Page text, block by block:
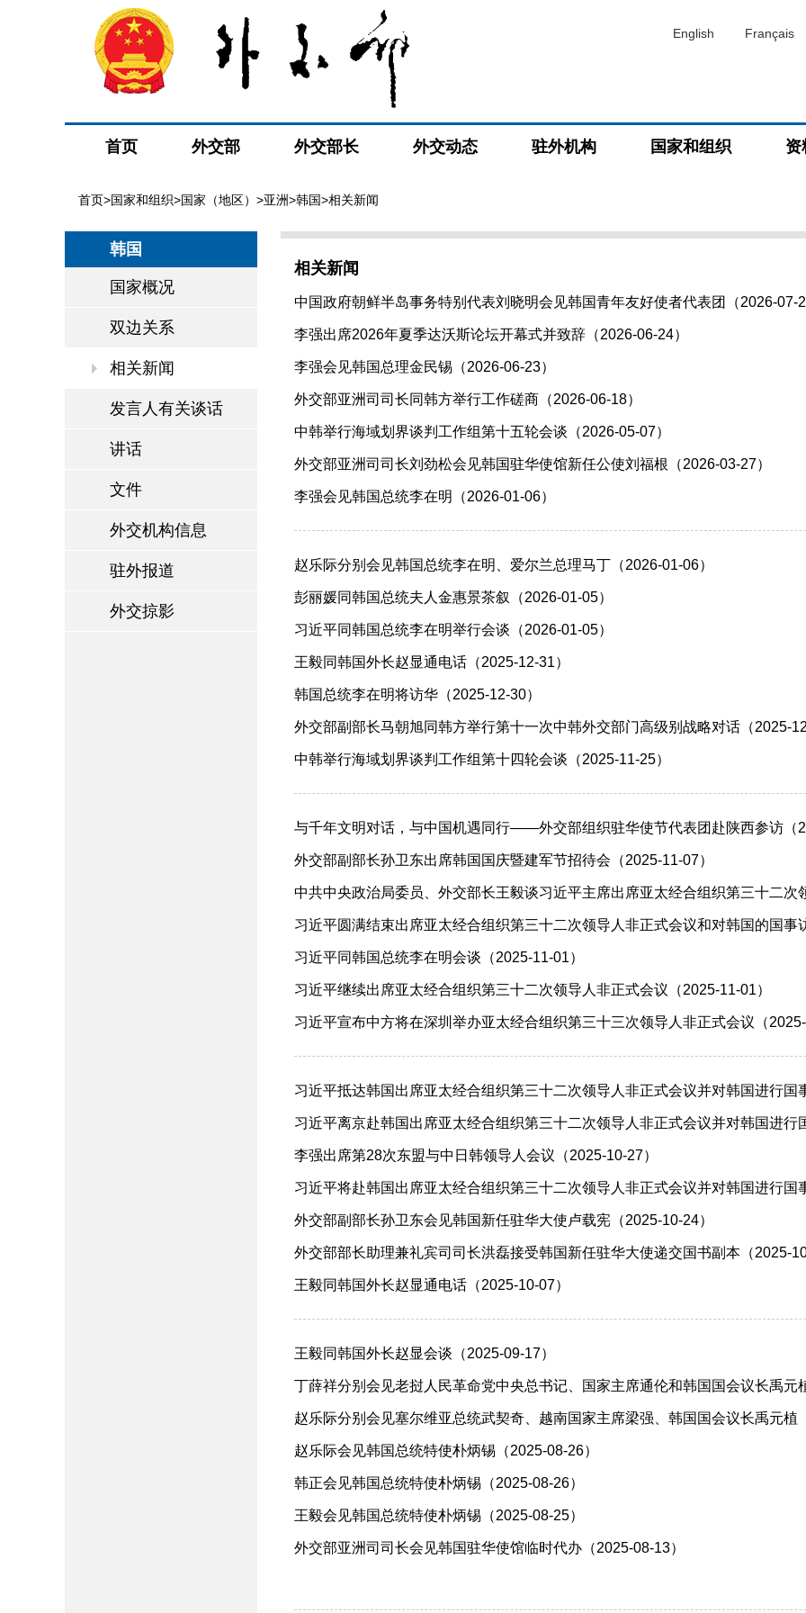
English Français
首页 外交部 外交部长 外交动态 驻外机构 国家和组织 资
首页>国家和组织>国家（地区） >亚洲>韩国>相关新闻
韩国
国家概况
双边关系
相关新闻
发言人有关谈话
讲话
文件
外交机构信息
驻外报道
外交掠影
相关新闻
中国政府朝鲜半岛事务特别代表刘晓明会见韩国青年友好使者代表团（2026-07-
李强出席2026年夏季达沃斯论坛开幕式并致辞（2026-06-24）
李强会见韩国总理金民锡（2026-06-23）
外交部亚洲司司长同韩方举行工作磋商（2026-06-18）
中韩举行海域划界谈判工作组第十五轮会谈（2026-05-07）
外交部亚洲司司长刘劲松会见韩国驻华使馆新任公使刘福根（2026-03-27）
李强会见韩国总统李在明（2026-01-06）
赵乐际分别会见韩国总统李在明、爱尔兰总理马丁（2026-01-06）
彭丽媛同韩国总统夫人金惠景茶叙（2026-01-05）
习近平同韩国总统李在明举行会谈（2026-01-05）
王毅同韩国外长赵显通电话（2025-12-31）
韩国总统李在明将访华（2025-12-30）
外交部副部长马朝旭同韩方举行第十一次中韩外交部门高级别战略对话（2025-
中韩举行海域划界谈判工作组第十四轮会谈（2025-11-25）
与千年文明对话，与中国机遇同行——外交部组织驻华使节代表团赴陕西参访（
外交部副部长孙卫东出席韩国国庆暨建军节招待会（2025-11-07）
中共中央政治局委员、外交部长王毅谈习近平主席出席亚太经合组织第三十二
02）
习近平圆满结束出席亚太经合组织第三十二次领导人非正式会议和对韩国的国事
习近平同韩国总统李在明会谈（2025-11-01）
习近平继续出席亚太经合组织第三十二次领导人非正式会议（2025-11-01）
习近平宣布中方将在深圳举办亚太经合组织第三十三次领导人非正式会议（
习近平抵达韩国出席亚太经合组织第三十二次领导人非正式会议并对韩国进行国
习近平离京赴韩国出席亚太经合组织第三十二次领导人非正式会议并对韩国进行
李强出席第28次东盟与中日韩领导人会议（2025-10-27）
习近平将赴韩国出席亚太经合组织第三十二次领导人非正式会议并对韩国进行国
外交部副部长孙卫东会见韩国新任驻华大使卢载宪（2025-10-24）
外交部部长助理兼礼宾司司长洪磊接受韩国新任驻华大使递交国书副本（2025-
王毅同韩国外长赵显通电话（2025-10-07）
王毅同韩国外长赵显会谈（2025-09-17）
丁薛祥分别会见老挝人民革命党中央总书记、国家主席通伦和韩国国会议长禹元
赵乐际分别会见塞尔维亚总统武契奇、越南国家主席梁强、韩国国会议长禹元植
赵乐际会见韩国总统特使朴炳锡（2025-08-26）
韩正会见韩国总统特使朴炳锡（2025-08-26）
王毅会见韩国总统特使朴炳锡（2025-08-25）
外交部亚洲司司长会见韩国驻华使馆临时代办（2025-08-13）